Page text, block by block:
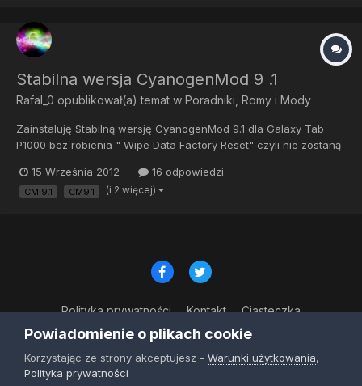
Stabilna wersja CyanogenMod 9 .1
Rafal_0 opublikował(a) temat w Poradniki, Romy i Mody
Zainstaluję Stabilną wersję CyanogenMod 9.1 dla Galaxy Tab
P1000 bez robienia " Wipe Data Factory Reset" czyli nie zostaną
CyanogenMod 9.1 ukazała się 2012-08-29 CM9 ze strony:
http://get.cm/?devic...=p1&type=stable ( cm-9.1.0-p1.zip ) Kerne...
15 Września 2012 16 odpowiedzi
CM 9.1 CM9.1 (i 2 więcej)
Polityka prywatności Kontakt Ciasteczka
© Copyright 2023
Powered by Invision Community
Powiadomienie o plikach cookie
Korzystając ze strony akceptujesz - Warunki użytkowania,
Polityka prywatności